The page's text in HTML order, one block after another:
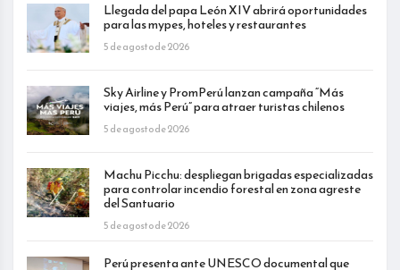
Llegada del papa León XIV abrirá oportunidades
para las mypes, hoteles y restaurantes
5 de agosto de 2026
Sky Airline y PromPerú lanzan campaña “Más
viajes, más Perú” para atraer turistas chilenos
5 de agosto de 2026
Machu Picchu: despliegan brigadas especializadas
para controlar incendio forestal en zona agreste
del Santuario
5 de agosto de 2026
Perú presenta ante UNESCO documental que